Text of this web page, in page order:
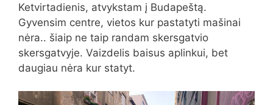
Ketvirtadienis, atvykstam į Budapeštą.
Gyvensim centre, vietos kur pastatyti mašinai
nėra.. šiaip ne taip randam skersgatvio
skersgatvyje. Vaizdelis baisus aplinkui, bet
daugiau nėra kur statyt.